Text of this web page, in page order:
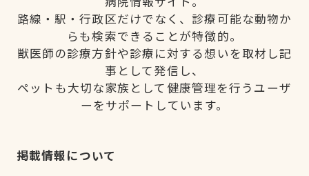
路線・駅・行政区だけでなく、診療可能な動物か
らも検索できることが特徴的。
獣医師の診療方針や診療に対する想いを取材し記
事として発信し、
ペットも大切な家族として健康管理を行うユーザ
ーをサポートしています。
掲載情報について